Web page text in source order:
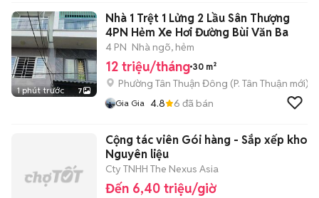
1 phút trước 7
Nhà 1 Trệt 1 Lửng 2 Lầu Sân Thượng
4PN Hẻm Xe Hơi Đường Bùi Văn Ba
4 PN Nhà ngõ, hẻm
12 triệu/tháng 30 m²
Phường Tân Thuận Đông (P. Tân Thuận mới)
Gia Gia 4.8 6 đã bán
Cộng tác viên Gói hàng - Sắp xếp kho
Nguyên liệu
Cty TNHH The Nexus Asia
Đến 6,40 triệu/giờ